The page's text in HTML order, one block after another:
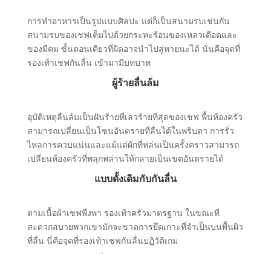
การทําอาหารเป็นรูปแบบศิลปะ แต่ก็เป็นสนามรบเช่นกัน
สนามรบของเชฟเต็มไปด้วยกระทะร้อนของเหลวเดือดและ
ของมีคม ขั้นตอนเดียวที่ผิดอาจนําไปสู่หายนะได้ นั่นคือจุดที่
รองเท้าเชฟกันลื่น เข้ามามีบทบาท
ผู้ร้ายลื่นล้ม
อุบัติเหตุลื่นล้มเป็นฝันร้ายที่เลวร้ายที่สุดของเชฟ พื้นห้องครัว
สามารถเปลี่ยนเป็นโซนอันตรายที่ลื่นได้ในพริบตา การรั่ว
ไหลการควบแน่นและแม้แต่ผักที่หล่นเป็นครั้งคราวสามารถ
เปลี่ยนห้องครัวที่พลุกพล่านให้กลายเป็นเขตอันตรายได้
แบบดั้งเดิมกับกันลื่น
ตามเนื้อผ้าเชฟพึ่งพา รองเท้าครัวมาตรฐาน ในขณะที่
สะดวกสบายพวกเขามักจะขาดการยึดเกาะที่จําเป็นบนพื้นผิว
ที่ลื่น นี่คือจุดที่รองเท้าเชฟกันลื่นปฏิวัติเกม